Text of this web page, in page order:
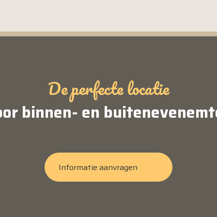
De perfecte locatie
binnen- en
Informatie aanvragen